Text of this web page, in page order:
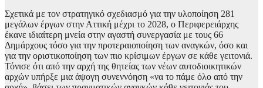
Σχετικά με τον στρατηγικό σχεδιασμό για την υλοποίηση 281
μεγάλων έργων στην Αττική μέχρι το 2028, ο Περιφερειάρχης
έκανε ιδιαίτερη μνεία στην αγαστή συνεργασία με τους 66
Δημάρχους τόσο για την προτεραιοποίηση των αναγκών, όσο και
για την οριστικοποίηση των πιο κρίσιμων έργων σε κάθε γειτονιά.
Τόνισε ότι από την αρχή της θητείας των νέων αυτοδιοικητικών
αρχών υπήρξε μια άψογη συνεννόηση «να το πάμε όλο από την